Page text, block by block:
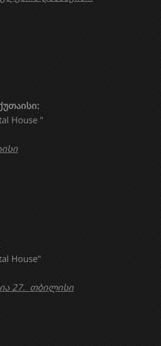
House"
27. თბილისი
House "